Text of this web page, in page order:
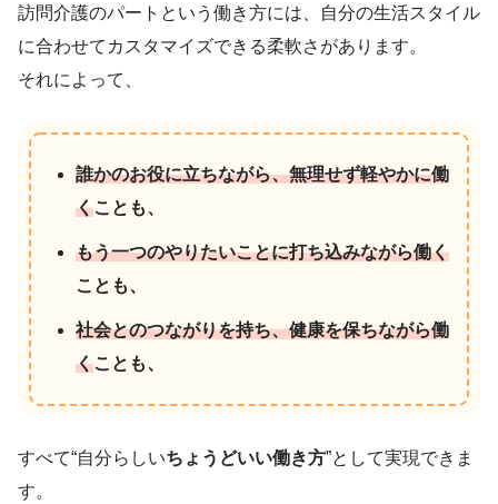
訪問介護のパートという働き方には、自分の生活スタイル
に合わせてカスタマイズできる柔軟さがあります。
それによって、
誰かのお役に立ちながら、無理せず軽やかに働
くことも、
もう一つのやりたいことに打ち込みながら働く
ことも、
社会とのつながりを持ち、健康を保ちながら働
くことも、
すべて“自分らしいちょうどいい働き方”として実現できま
す。